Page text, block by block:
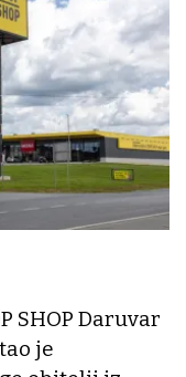
SHOP Daruvar
je